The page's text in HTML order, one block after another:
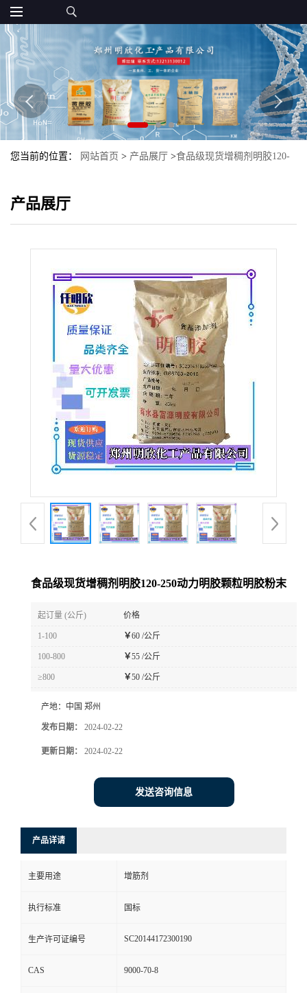
您当前的位置： 网站首页 > 产品展厅 >食品级现货增稠剂明胶120-
产品展厅
食品级现货增稠剂明胶120-250动力明胶颗粒明胶粉末
起订量 (公斤) 价格
1-100 ￥60 /公斤
100-800 ￥55 /公斤
≥800 ￥50 /公斤
产地： 中国 郑州
发布日期： 2024-02-22
更新日期： 2024-02-22
发送咨询信息
产品详请
主要用途 增筋剂
执行标准 国标
生产许可证编号 SC20144172300190
CAS 9000-70-8